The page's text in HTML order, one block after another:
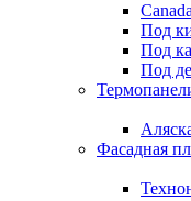
Под
Под
Под
Фасадная